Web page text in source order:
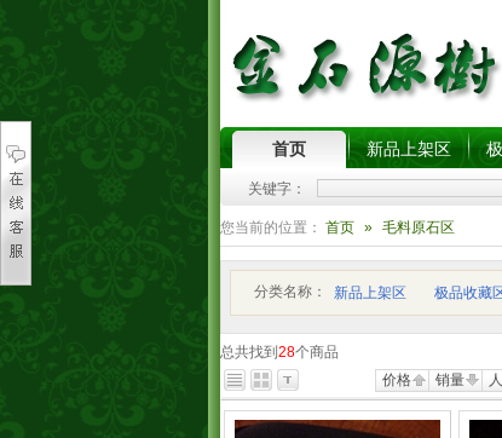
首页 新品上架区
关键字：
您当前的位置： 首页 » 毛料原石区
分类名称： 新品上架区 极品收藏
总共找到 28个商品
价格
销量